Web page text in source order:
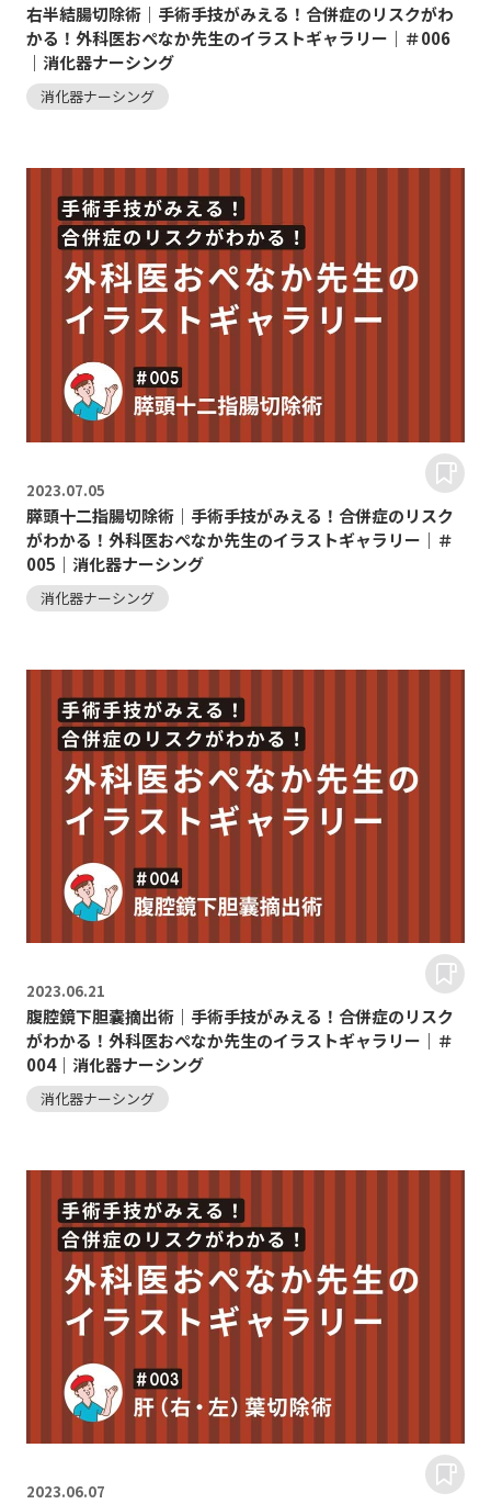
右半結腸切除術｜手術手技がみえる！合併症のリスクがわ
かる！外科医おぺなか先生のイラストギャラリー｜＃006
｜消化器ナーシング
消化器ナーシング
2023.07.05
膵頭十二指腸切除術｜手術手技がみえる！合併症のリスク
がわかる！外科医おぺなか先生のイラストギャラリー｜＃
005｜消化器ナーシング
消化器ナーシング
2023.06.21
腹腔鏡下胆囊摘出術｜手術手技がみえる！合併症のリスク
がわかる！外科医おぺなか先生のイラストギャラリー｜＃
004｜消化器ナーシング
消化器ナーシング
2023.06.07